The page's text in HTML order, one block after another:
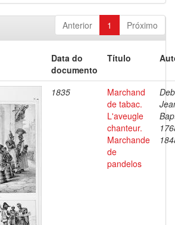
Anterior 1 Próximo
Data do
documento
Título
1835
Marchand
de tabac.
L'aveugle
chanteur.
Marchande
de
pandelos